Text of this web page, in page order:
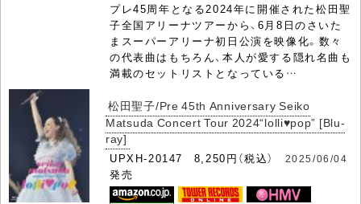
プレ45周年となる2024年に開催された松田聖
子全国アリーナツアーから、6月8日のさいた
まスーパーアリーナ初日公演を映像化。数々
の代表曲はもちろん、本人が愛する隠れ名曲も
満載のセットリストとなっている…
松田聖子/Pre 45th Anniversary Seiko
Matsuda Concert Tour 2024“lolli♥pop” [Blu-
ray]
UPXH-20147 8,250円（税込） 2025/06/04
発売